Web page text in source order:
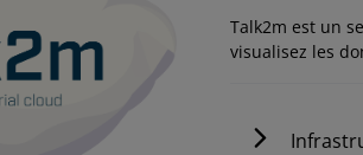
Talk2m est un
visualisez les